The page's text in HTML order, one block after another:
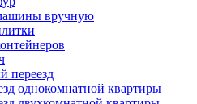
вручную
переезд
однокомнатной квартиры